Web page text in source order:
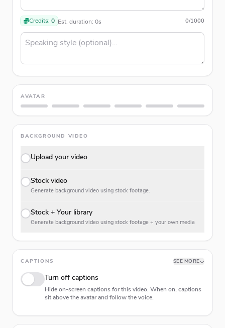
Credits: 0 Est. duration: 0s 0/1000
AVATAR
BACKGROUND VIDEO
Upload your video
Stock video
Generate background video using stock footage.
Stock + Your library
Generate background video using stock footage + your own media
CAPTIONS SEE MORE
Turn off captions
Hide on-screen captions for this video. When on, captions
sit above the avatar and follow the voice.
Animation type